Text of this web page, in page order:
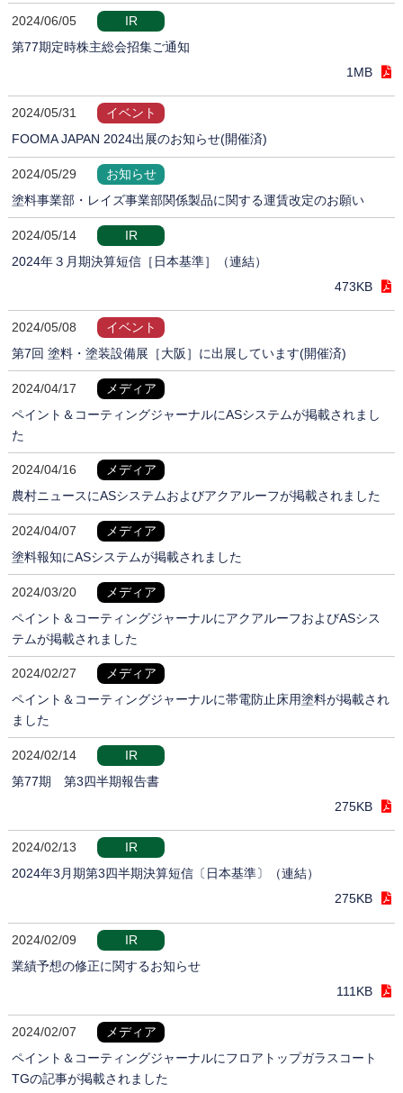
2024/06/05
IR
第77期定時株主総会招集ご通知
1MB
2024/05/31
イベント
FOOMA JAPAN 2024出展のお知らせ(開催済)
2024/05/29
お知らせ
塗料事業部・レイズ事業部関係製品に関する運賃改定のお願い
2024/05/14
IR
2024年３月期決算短信［日本基準］（連結）
473KB
2024/05/08
イベント
第7回 塗料・塗装設備展［大阪］に出展しています(開催済)
2024/04/17
メディア
ペイント＆コーティングジャーナルにASシステムが掲載されまし
た
2024/04/16
メディア
農村ニュースにASシステムおよびアクアルーフが掲載されました
2024/04/07
メディア
塗料報知にASシステムが掲載されました
2024/03/20
メディア
ペイント＆コーティングジャーナルにアクアルーフおよびASシス
テムが掲載されました
2024/02/27
メディア
ペイント＆コーティングジャーナルに帯電防止床用塗料が掲載され
ました
2024/02/14
IR
第77期 第3四半期報告書
275KB
2024/02/13
IR
2024年3月期第3四半期決算短信〔日本基準〕（連結）
275KB
2024/02/09
IR
業績予想の修正に関するお知らせ
111KB
2024/02/07
メディア
ペイント＆コーティングジャーナルにフロアトップガラスコート
TGの記事が掲載されました